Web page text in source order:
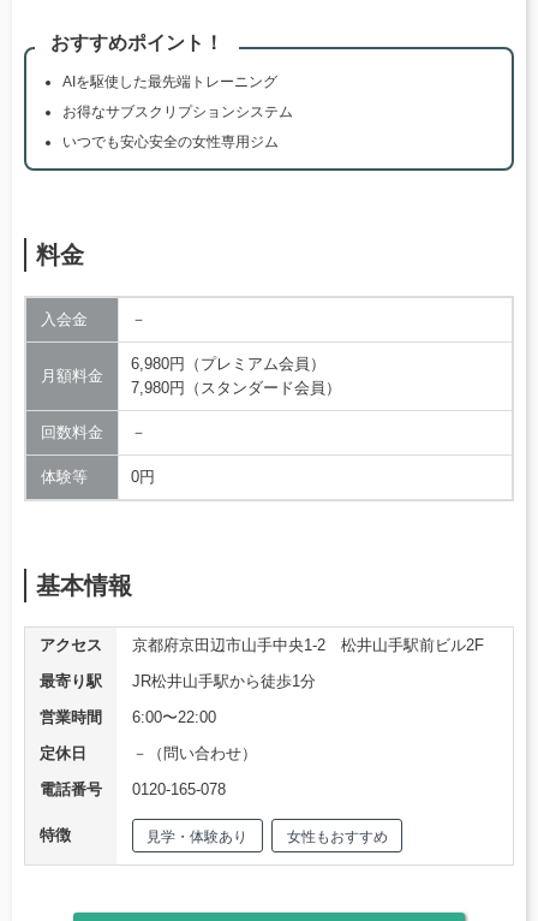
おすすめポイント！
AIを駆使した最先端トレーニング
お得なサブスクリプションシステム
いつでも安心安全の女性専用ジム
料金
入会金 －
月額料金
6,980円（プレミアム会員）
7,980円（スタンダード会員）
回数料金 －
体験等 0円
基本情報
アクセス
京都府京田辺市山手中央1-2 松井山手駅前ビル2F
最寄り駅
JR松井山手駅から徒歩1分
営業時間
6:00〜22:00
定休日
－（問い合わせ）
電話番号
0120-165-078
特徴 見学・体験あり 女性もおすすめ